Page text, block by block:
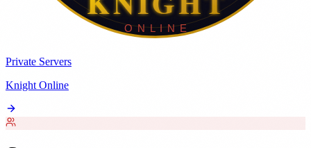
Private Servers
Knight Online